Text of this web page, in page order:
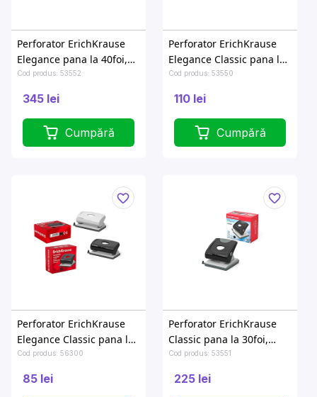
Perforator ErichKrause
Elegance pana la 40foi,
negru
Cod produs: 53552
345 lei
Cumpără
Perforator ErichKrause
Elegance Classic pana la
20foi, negru
Cod produs: 53550
110 lei
Cumpără
Perforator ErichKrause
Elegance Classic pana la
10 foi, diferite culori
Cod produs: 56300
85 lei
Perforator ErichKrause
Classic pana la 30foi,
metal/plastic, negru
Cod produs: 53551
225 lei